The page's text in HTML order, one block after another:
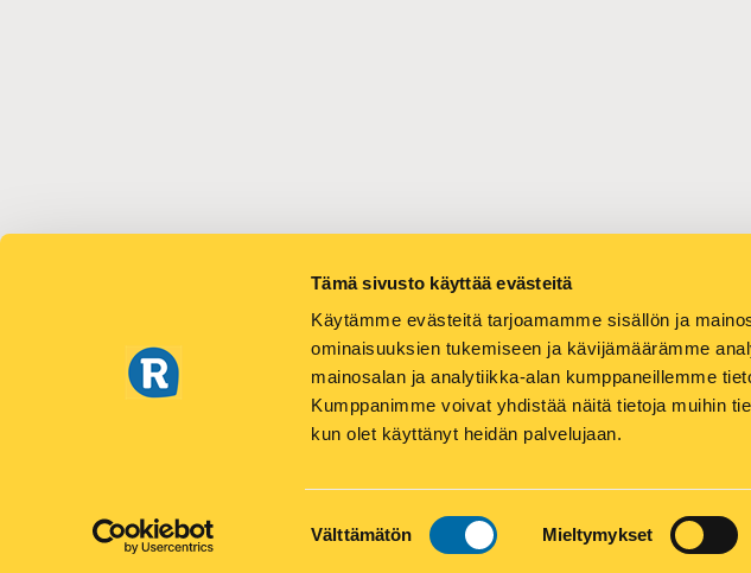
Tämä sivusto käyttää evästeitä
Käytämme evästeitä tarjoamamme sisällön ja
ominaisuuksien tukemiseen ja kävijämäärämme
mainosalan ja analytiikka-alan kumppaneillemme
Kumppanimme voivat yhdistää näitä tietoja muihin
kun olet käyttänyt heidän palvelujaan.
Välttämätön Mieltymykset
PALAUTE MEDIALLE